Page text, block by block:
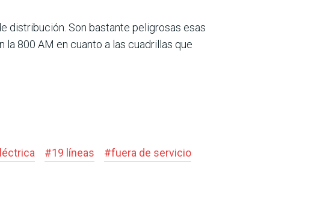
distribución. Son bastante peligrosas esas
800 AM en cuanto a las cuadrillas que
#19 líneas #fuera de servicio